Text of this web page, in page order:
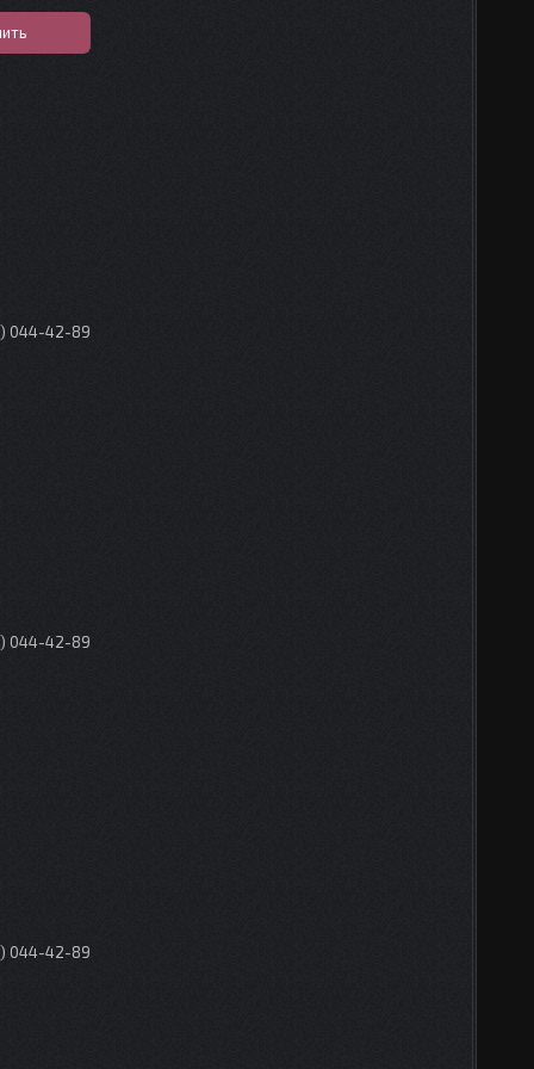
044-42-89
044-42-89
044-42-89